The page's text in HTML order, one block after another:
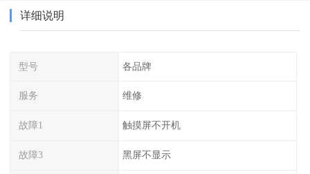
详细说明
型号 各品牌
服务 维修
故障1 触摸屏不开机
故障3 黑屏不显示